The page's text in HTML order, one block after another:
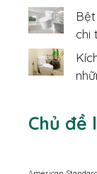
chi
Chủ đề